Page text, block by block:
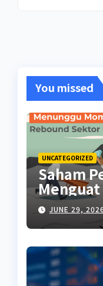
You missed
UNCATEGORIZED
Saham
Kembali
JUNE 29,